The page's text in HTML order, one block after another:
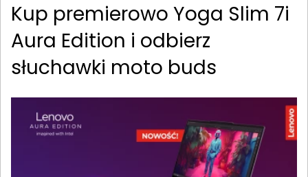
Kup premierowo Yoga Slim 7i
Aura Edition i odbierz
słuchawki moto buds